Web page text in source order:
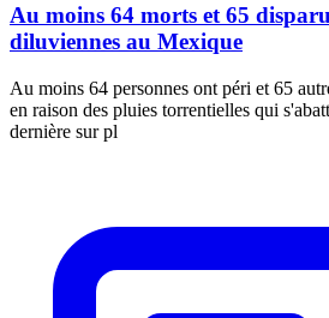
Au moins 64 morts et 65
diluviennes au Mexique
Au moins 64 personnes ont péri et 65
en raison des pluies torrentielles qui
dernière sur pl